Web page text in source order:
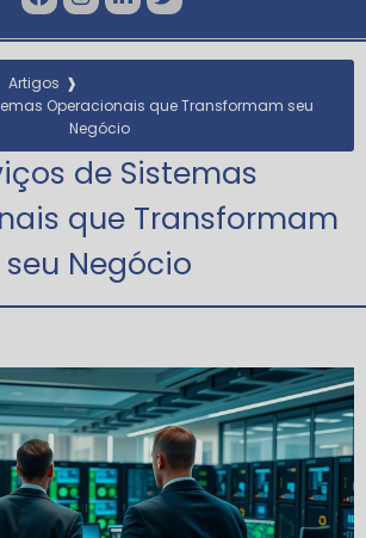
Artigos ❱
Operacionais que Transformam seu
Negócio
de Sistemas
que Transformam
seu Negócio